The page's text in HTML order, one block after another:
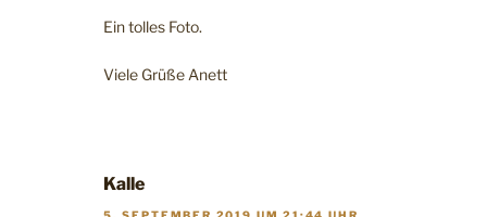
Ein tolles Foto.
Viele Grüße Anett
Kalle